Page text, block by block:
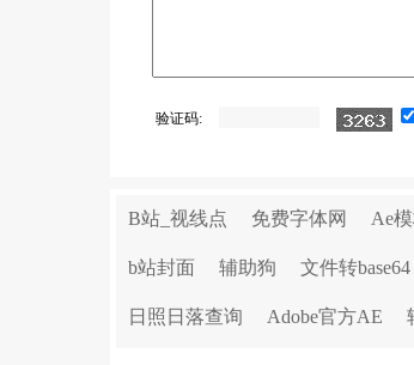
验证码:
B站_视线点 免费字体网 Ae
b站封面 辅助狗 文件转base64
日照日落查询 Adobe官方AE